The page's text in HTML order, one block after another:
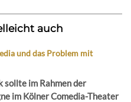
auch
und das Problem mit
sollte im Rahmen der
im Kölner Comedia-Theater